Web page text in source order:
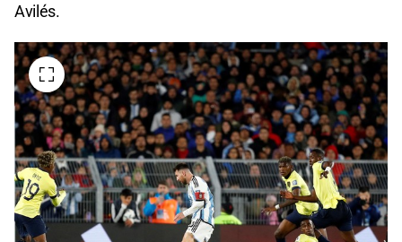
Avilés.